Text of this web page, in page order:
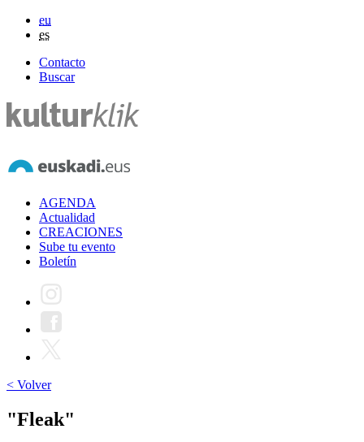
eu
es
Contacto
Buscar
AGENDA
Actualidad
CREACIONES
Sube tu evento
Boletín
< Volver
"Fleak"